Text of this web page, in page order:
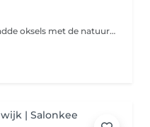
Sugarwaxing Oksels Zachte en gladde oksels met de natuurlijke kracht van suiker! Sugarwaxing is een milde en effectieve ontharingsmethode die dode huidcellen verwijdert en de haartjes met de wortel meeneemt. Ideaal voor de gevoelige huid minder roodheid, minder irritatie en een langdurig glad resultaat.